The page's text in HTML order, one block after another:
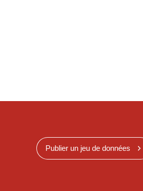
Publier un jeu de données